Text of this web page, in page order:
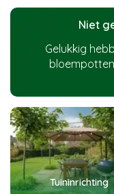
Niet
Gelukkig
Tuininrichting